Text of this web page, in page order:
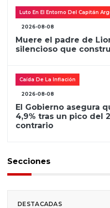
Luto En El Entorno Del Capitán
2026-08-08
Muere el padre de
silencioso que
Caída De La Inflación
2026-08-08
El Gobierno asegura
4,9% tras un pico del
contrario
Secciones
DESTACADAS